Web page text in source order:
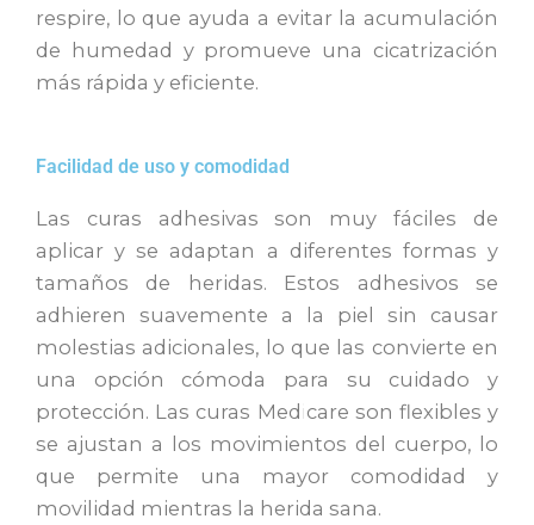
respire, lo que ayuda a evitar la acumulación
de humedad y promueve una cicatrización
más rápida y eficiente.
Facilidad de uso y comodidad
Las curas adhesivas son muy fáciles de
aplicar y se adaptan a diferentes formas y
tamaños de heridas. Estos adhesivos se
adhieren suavemente a la piel sin causar
molestias adicionales, lo que las convierte en
una opción cómoda para su cuidado y
protección. Las curas Medicare son flexibles y
se ajustan a los movimientos del cuerpo, lo
que permite una mayor comodidad y
movilidad mientras la herida sana.